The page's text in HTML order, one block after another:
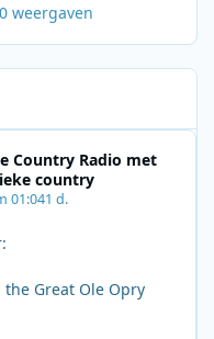
weergaven
Country Radio met
country
01:041 d.
Great Ole Opry